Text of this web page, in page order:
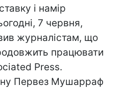
і намір
7 червня,
журналістам, що
працювати
Press.
Первез Мушарраф